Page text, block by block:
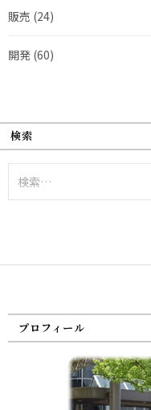
販売 (24)
開発 (60)
検索
索:
プロフィール